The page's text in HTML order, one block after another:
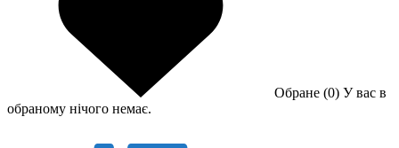
Обране (0) У вас в
обраному нічого немає.